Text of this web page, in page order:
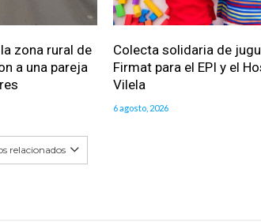
zona rural de
a una pareja
Colecta solidaria de
Firmat para el EPI y el
Vilela
6 agosto, 2026
relacionados